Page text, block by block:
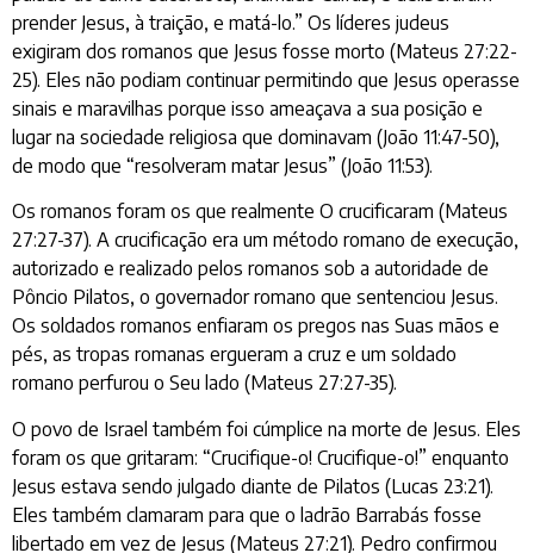
prender Jesus, à traição, e matá-lo.” Os líderes judeus
exigiram dos romanos que Jesus fosse morto (Mateus 27:22-
25). Eles não podiam continuar permitindo que Jesus operasse
sinais e maravilhas porque isso ameaçava a sua posição e
lugar na sociedade religiosa que dominavam (João 11:47-50),
de modo que “resolveram matar Jesus” (João 11:53).
Os romanos foram os que realmente O crucificaram (Mateus
27:27-37). A crucificação era um método romano de execução,
autorizado e realizado pelos romanos sob a autoridade de
Pôncio Pilatos, o governador romano que sentenciou Jesus.
Os soldados romanos enfiaram os pregos nas Suas mãos e
pés, as tropas romanas ergueram a cruz e um soldado
romano perfurou o Seu lado (Mateus 27:27-35).
O povo de Israel também foi cúmplice na morte de Jesus. Eles
foram os que gritaram: “Crucifique-o! Crucifique-o!” enquanto
Jesus estava sendo julgado diante de Pilatos (Lucas 23:21).
Eles também clamaram para que o ladrão Barrabás fosse
libertado em vez de Jesus (Mateus 27:21). Pedro confirmou